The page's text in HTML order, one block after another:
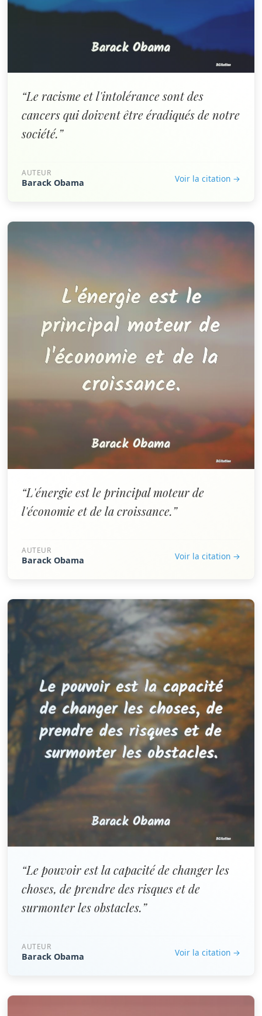
“Le racisme et l'intolérance sont des
cancers qui doivent être éradiqués de notre
société.”
AUTEUR
Barack Obama Voir la citation →
“L'énergie est le principal moteur de
l'économie et de la croissance.”
AUTEUR
Barack Obama Voir la citation →
“Le pouvoir est la capacité de changer les
choses, de prendre des risques et de
surmonter les obstacles.”
AUTEUR
Barack Obama Voir la citation →